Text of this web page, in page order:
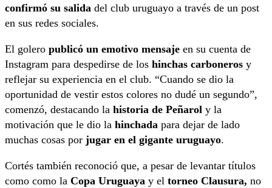
confirmó su salida del club uruguayo a través de un post
en sus redes sociales.
El golero publicó un emotivo mensaje en su cuenta de
Instagram para despedirse de los hinchas carboneros y
reflejar su experiencia en el club. “Cuando se dio la
oportunidad de vestir estos colores no dudé un segundo”,
comenzó, destacando la historia de Peñarol y la
motivación que le dio la hinchada para dejar de lado
muchas cosas por jugar en el gigante uruguayo.
Cortés también reconoció que, a pesar de levantar títulos
como como la Copa Uruguaya y el torneo Clausura, no